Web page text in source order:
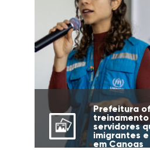
Prefeitura
servidores
imigrantes
em Canoas